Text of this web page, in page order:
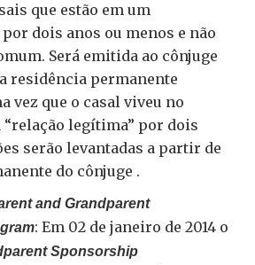
que estão em um
dois anos ou menos e não
Será emitida ao cônjuge
residência permanente
vez que o casal viveu no
“relação legítima” por dois
serão levantadas a partir de
do cônjuge .
and Grandparent
: Em 02 de janeiro de 2014 o
Sponsorship